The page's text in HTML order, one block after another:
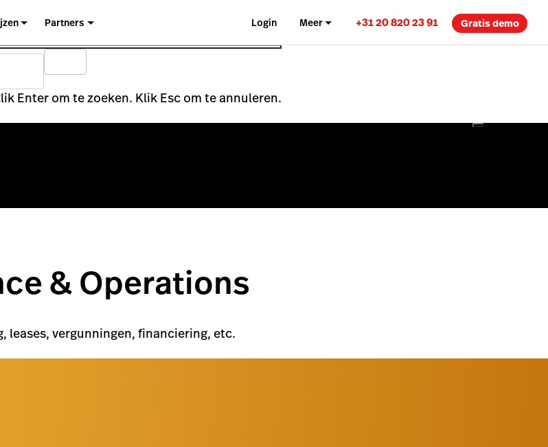
Partners Login Meer +31 20 820 23 91 Gratis demo
Enter om te zoeken. Klik Esc om te annuleren.
& Operations
leases, vergunningen, financiering, etc.